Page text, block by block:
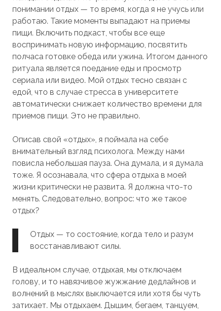
понимании отдых — то время, когда я не учусь или
работаю. Такие моменты выпадают на приемы
пищи. Включить подкаст, чтобы все еще
воспринимать новую информацию, посвятить
полчаса готовке обеда или ужина. Итогом данного
ритуала является поедание еды и просмотр
сериала или видео. Мой отдых тесно связан с
едой, что в случае стресса в университете
автоматически снижает количество времени для
приемов пищи. Это не правильно.
Описав свой «отдых», я поймала на себе
внимательный взгляд психолога. Между нами
повисла небольшая пауза. Она думала, и я думала
тоже. Я осознавала, что сфера отдыха в моей
жизни критически не развита. Я должна что-то
менять. Следовательно, вопрос: что же такое
отдых?
Отдых — то состояние, когда тело и разум
восстанавливают силы.
В идеальном случае, отдыхая, мы отключаем
голову, и то навязчивое жужжание дедлайнов и
волнений в мыслях выключается или хотя бы чуть
затихает. Мы отдыхаем. Дышим, бегаем, танцуем,